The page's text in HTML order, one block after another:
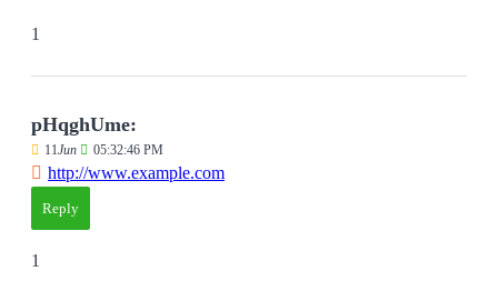
1
pHqghUme:
11Jun 05:32:46 PM
http://www.example.com
Reply
1